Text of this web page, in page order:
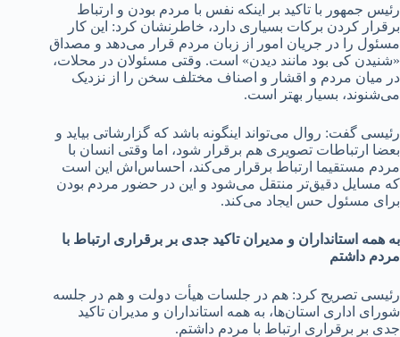
رئیس جمهور با تاکید بر اینکه نفس با مردم بودن و ارتباط
برقرار کردن برکات بسیاری دارد، خاطرنشان کرد: این کار
مسئول را در جریان امور از زبان مردم قرار می‌دهد و مصداق
«شنیدن کی بود مانند دیدن» است. وقتی مسئولان در محلات،
در میان مردم و اقشار و اصناف مختلف سخن را از نزدیک
می‌شنوند، بسیار بهتر است.
رئیسی گفت: روال می‌تواند اینگونه باشد که گزارشاتی بیاید و
بعضا ارتباطات تصویری هم برقرار شود، اما وقتی انسان با
مردم مستقیما ارتباط برقرار می‌کند، احساس‌اش این است
که مسایل دقیق‌تر منتقل می‌شود و این در حضور مردم بودن
برای مسئول حس ایجاد می‌کند.
به همه استانداران و مدیران تاکید جدی بر برقراری ارتباط با
مردم داشتم
رئیسی تصریح کرد: هم در جلسات هیأت دولت و هم در جلسه
شورای اداری استان‌ها، به همه استانداران و مدیران تاکید
جدی بر برقراری ارتباط با مردم داشتم.